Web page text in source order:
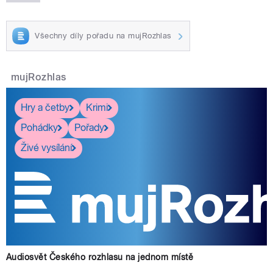
Všechny díly pořadu na mujRozhlas
mujRozhlas
Hry a četby
Krimi
Pohádky
Pořady
Živé vysílání
Audiosvět Českého rozhlasu na jednom místě